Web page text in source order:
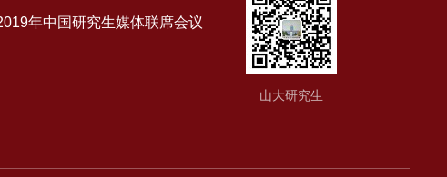
年中国研究生媒体联席会议
山大研究生